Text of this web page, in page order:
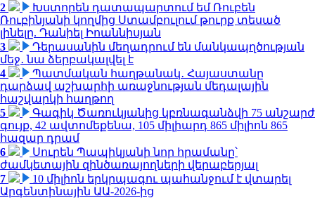
2
Խստորեն դատապարտում եմ Ռուբեն
Ռուբինյանի կողմից Ստամբուլում թուրք տեսած
լինելը. Դանիել Իոաննիսյան
3
Դերասանին մեղադրում են մանկապղծության
մեջ․ նա ձերբակալվել է
4
Պատմական հաղթանակ․ Հայաստանը
դարձավ աշխարհի առաջնության մեդալային
հաշվարկի հաղթող
5
Գագիկ Ծառուկյանից կբռնագանձվի 75 անշարժ
գույք, 42 ավտոմեքենա, 105 միլիարդ 865 միլիոն 865
հազար դրամ
6
Սուրեն Պապիկյանի նոր հրամանը՝
ժամկետային զինծառայողների վերաբերյալ
7
10 միլիոն երկրպագու պահանջում է վտարել
Արգենտինային ԱԱ-2026-ից